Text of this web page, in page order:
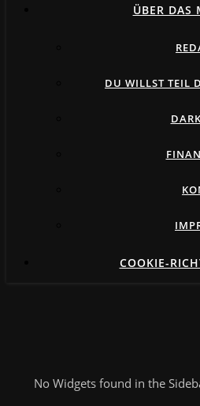
ÜBER DAS
DU WILLST TEIL
COOKIE-
No Widgets found in the